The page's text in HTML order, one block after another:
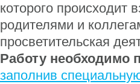
которого происходит
родителями и
просветительская
Работу необходимо
заполнив